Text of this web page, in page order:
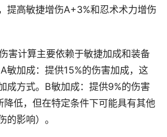
提高敏捷增伤A+3%和忍术术力增伤
害计算主要依赖于敏捷加成和装备
敏加成：提供15%的伤害加成，这
成方式。B敏加成：提供9%的伤害
低，但在特定条件下可能具有其他
的影响）。